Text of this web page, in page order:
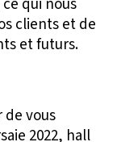
qui nous
clients et de
et futurs.
de vous
2022, hall